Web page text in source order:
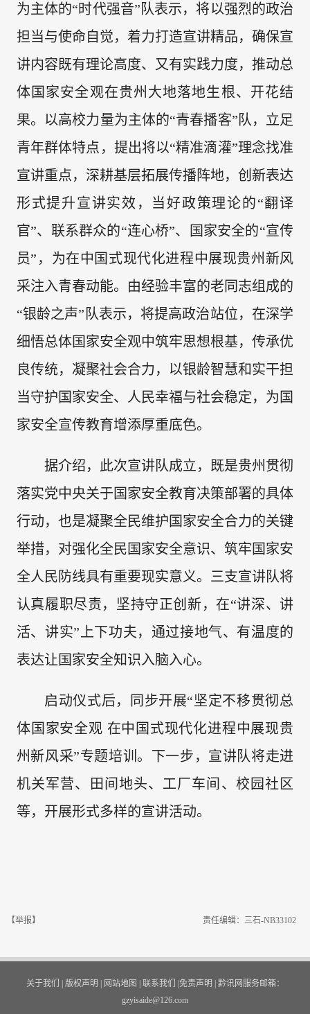
为主体的“时代强音”队表示，将以强烈的政治
担当与使命自觉，着力打造宣讲精品，确保宣
讲内容既有理论高度、又有实践力度，推动总
体国家安全观在贵州大地落地生根、开花结
果。以高校力量为主体的“青春播客”队，立足
青年群体特点，提出将以“精准滴灌”理念找准
宣讲重点，深耕基层拓展传播阵地，创新表达
形式提升宣讲实效，当好政策理论的“翻译
官”、联系群众的“连心桥”、国家安全的“宣传
员”，为在中国式现代化进程中展现贵州新风
采注入青春动能。由经验丰富的老同志组成的
“银龄之声”队表示，将提高政治站位，在深学
细悟总体国家安全观中筑牢思想根基，传承优
良传统，凝聚社会合力，以银龄智慧和实干担
当守护国家安全、人民幸福与社会稳定，为国
家安全宣传教育增添厚重底色。
据介绍，此次宣讲队成立，既是贵州贯彻
落实党中央关于国家安全教育决策部署的具体
行动，也是凝聚全民维护国家安全合力的关键
举措，对强化全民国家安全意识、筑牢国家安
全人民防线具有重要现实意义。三支宣讲队将
认真履职尽责，坚持守正创新，在“讲深、讲
活、讲实”上下功夫，通过接地气、有温度的
表达让国家安全知识入脑入心。
启动仪式后，同步开展“坚定不移贯彻总
体国家安全观 在中国式现代化进程中展现贵
州新风采”专题培训。下一步，宣讲队将走进
机关军营、田间地头、工厂车间、校园社区
等，开展形式多样的宣讲活动。
【举报】 责任编辑：三石-NB33102
关于我们 版权声明 网站地图 联系我们 免责声明
黔讯网服务邮箱：
gzyisaide@126.com